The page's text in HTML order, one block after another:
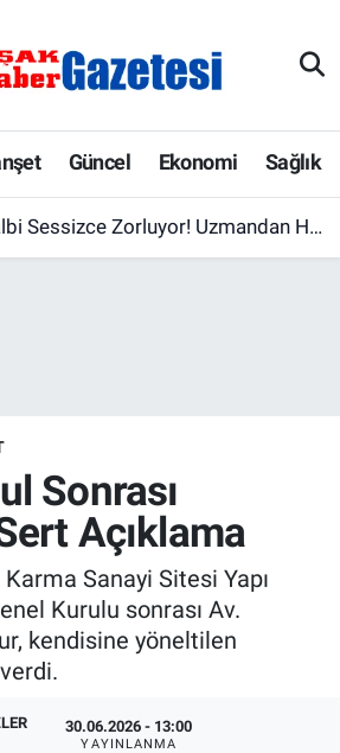
Güncel Ekonomi Sağlık
Zorluyor! Uzmandan Hayat Kurtaran 5 Kritik Uyarı
Sonrası
Açıklama
Sanayi Sitesi Yapı
Kurulu sonrası Av.
kendisine yöneltilen
30.06.2026 - 13:00
YAYINLANMA
Haritası